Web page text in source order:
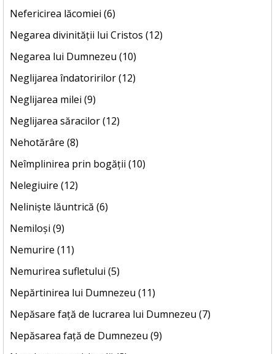
Nefericirea lăcomiei (6)
Negarea divinității lui Cristos (12)
Negarea lui Dumnezeu (10)
Neglijarea îndatoririlor (12)
Neglijarea milei (9)
Neglijarea săracilor (12)
Nehotărâre (8)
Neîmplinirea prin bogății (10)
Nelegiuire (12)
Neliniște lăuntrică (6)
Nemiloși (9)
Nemurire (11)
Nemurirea sufletului (5)
Nepărtinirea lui Dumnezeu (11)
Nepăsare față de lucrarea lui Dumnezeu (7)
Nepăsarea față de Dumnezeu (9)